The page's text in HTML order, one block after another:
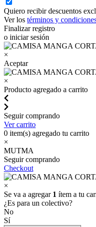
Quiero recibir descuentos
Ver los términos y
Finalizar registro
o iniciar sesión
×
Aceptar
×
Producto agregado a carrito
Seguir comprando
Ver carrito
0 item(s) agregado tu carrito
×
MUTMA
Seguir comprando
Checkout
×
Se va a agregar 1 ítem a tu
¿Es para un colectivo?
No
Sí